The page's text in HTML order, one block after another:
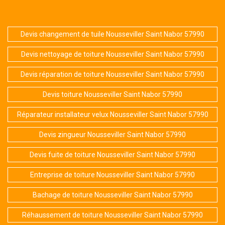
Devis changement de tuile Nousseviller Saint Nabor 57990
Devis nettoyage de toiture Nousseviller Saint Nabor 57990
Devis réparation de toiture Nousseviller Saint Nabor 57990
Devis toiture Nousseviller Saint Nabor 57990
Réparateur installateur velux Nousseviller Saint Nabor 57990
Devis zingueur Nousseviller Saint Nabor 57990
Devis fuite de toiture Nousseviller Saint Nabor 57990
Entreprise de toiture Nousseviller Saint Nabor 57990
Bachage de toiture Nousseviller Saint Nabor 57990
Réhaussement de toiture Nousseviller Saint Nabor 57990